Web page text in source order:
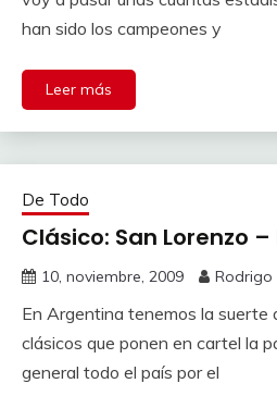
han sido los campeones y
Leer más
De Todo
Clásico: San Lorenzo
10, noviembre, 2009 Rodrigo
En Argentina tenemos la suerte
clásicos que ponen en cartel la
general todo el país por el